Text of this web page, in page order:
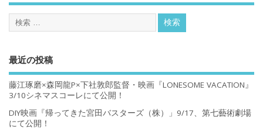
最近の投稿
藤江琢磨×森岡龍P×下社敦郎監督・映画『LONESOME VACATION』
3/10シネマスコーレにて公開！
DIY映画『帰ってきた宮田バスターズ（株）」9/17、第七藝術劇場
にて公開！